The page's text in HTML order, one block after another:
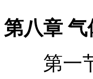
第八章
第一节